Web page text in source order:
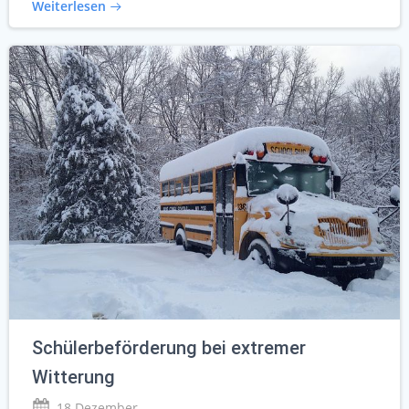
Weiterlesen
Schülerbeförderung bei extremer
Witterung